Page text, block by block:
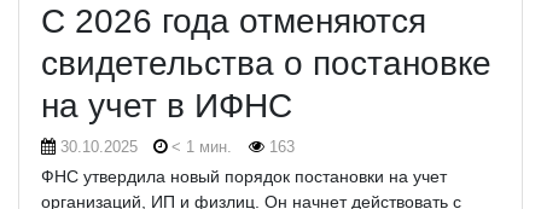
С 2026 года отменяются
свидетельства о постановке
на учет в ИФНС
30.10.2025 < 1 мин. 163
ФНС утвердила новый порядок постановки на учет
организаций, ИП и физлиц. Он начнет действовать с